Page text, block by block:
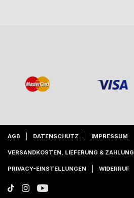
AGB DATENSCHUTZ IMPRESSUM
VERSANDKOSTEN, LIEFERUNG & ZAHLUNG
PRIVACY-EINSTELLUNGEN WIDERRUF